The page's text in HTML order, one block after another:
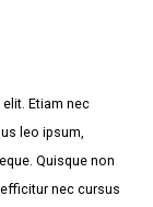
Etiam nec
leo ipsum,
Quisque non
nec cursus